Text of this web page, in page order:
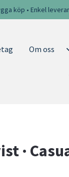
köp • Enkel
Om oss
·